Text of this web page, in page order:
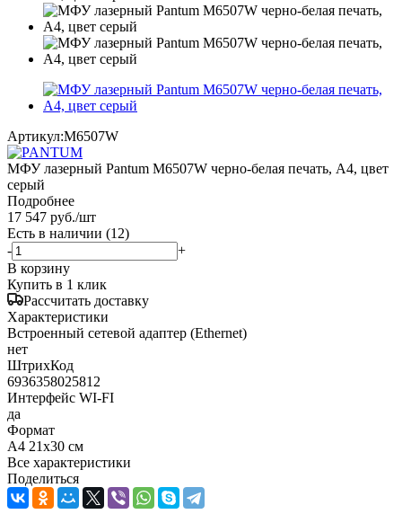
Артикул:M6507W
МФУ лазерный Pantum M6507W черно-белая печать, A4, цвет
серый
Подробнее
17 547 руб./шт
Есть в наличии (12)
-
+
В корзину
Купить в 1 клик
Рассчитать доставку
Характеристики
Встроенный сетевой адаптер (Ethernet)
нет
ШтрихКод
6936358025812
Интерфейс WI-FI
да
Формат
A4 21х30 см
Все характеристики
Поделиться